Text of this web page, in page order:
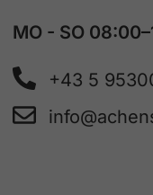
MO - SO
+43 5